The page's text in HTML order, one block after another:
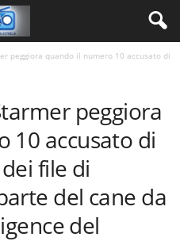
peggiora quando il numero 10 accusato di
peggiora
10 accusato di
file di
del cane da
del